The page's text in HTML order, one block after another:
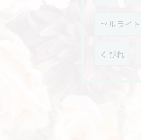
セルライト
くびれ